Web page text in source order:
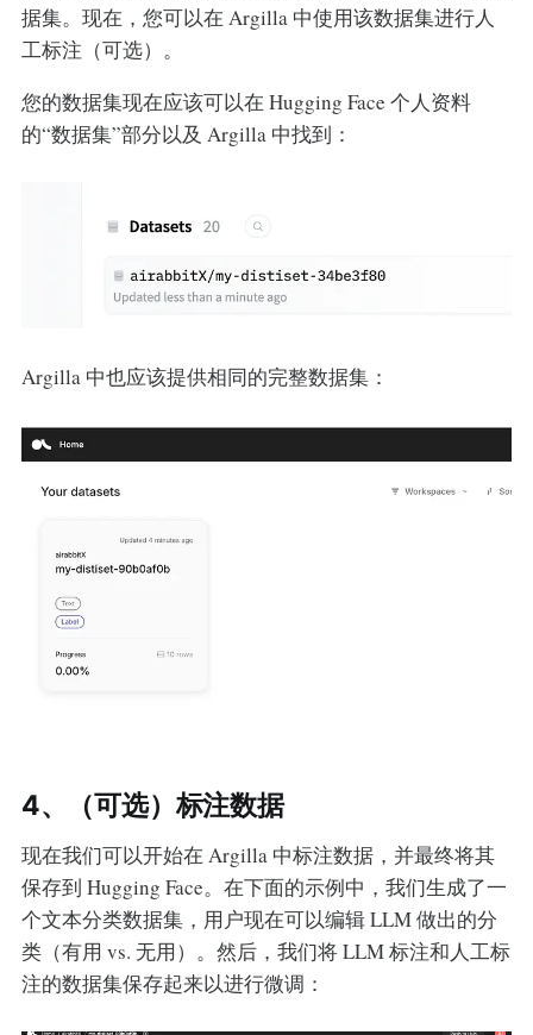
据集。现在，您可以在 Argilla 中使用该数据集进行人
工标注（可选）。
您的数据集现在应该可以在 Hugging Face 个人资料
的“数据集”部分以及 Argilla 中找到：
Argilla 中也应该提供相同的完整数据集：
4、（可选）标注数据
现在我们可以开始在 Argilla 中标注数据，并最终将其
保存到 Hugging Face。在下面的示例中，我们生成了一
个文本分类数据集，用户现在可以编辑 LLM 做出的分
类（有用 vs. 无用）。然后，我们将 LLM 标注和人工标
注的数据集保存起来以进行微调：